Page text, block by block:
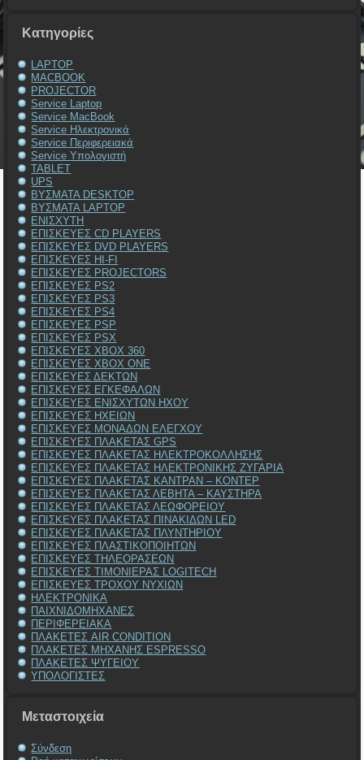
Kατηγορίες
LAPTOP
MACBOOK
PROJECTOR
Service Laptop
Service MacBook
Service Ηλεκτρονικά
Service Περιφερειακά
Service Υπολογιστή
TABLET
UPS
ΒΥΣΜΑΤΑ DESKTOP
ΒΥΣΜΑΤΑ LAPTOP
ΕΝΙΣΧΥΤΗ
ΕΠΙΣΚΕΥΕΣ CD PLAYERS
ΕΠΙΣΚΕΥΕΣ DVD PLAYERS
ΕΠΙΣΚΕΥΕΣ HI-FI
ΕΠΙΣΚΕΥΕΣ PROJECTORS
ΕΠΙΣΚΕΥΕΣ PS2
ΕΠΙΣΚΕΥΕΣ PS3
ΕΠΙΣΚΕΥΕΣ PS4
ΕΠΙΣΚΕΥΕΣ PSP
ΕΠΙΣΚΕΥΕΣ PSX
ΕΠΙΣΚΕΥΕΣ XBOX 360
ΕΠΙΣΚΕΥΕΣ XBOX ONE
ΕΠΙΣΚΕΥΕΣ ΔΕΚΤΩΝ
ΕΠΙΣΚΕΥΕΣ ΕΓΚΕΦΑΛΩΝ
ΕΠΙΣΚΕΥΕΣ ΕΝΙΣΧΥΤΩΝ ΗΧΟΥ
ΕΠΙΣΚΕΥΕΣ ΗΧΕΙΩΝ
ΕΠΙΣΚΕΥΕΣ ΜΟΝΑΔΩΝ ΕΛΕΓΧΟΥ
ΕΠΙΣΚΕΥΕΣ ΠΛΑΚΕΤΑΣ GPS
ΕΠΙΣΚΕΥΕΣ ΠΛΑΚΕΤΑΣ ΗΛΕΚΤΡΟΚΟΛΛΗΣΗΣ
ΕΠΙΣΚΕΥΕΣ ΠΛΑΚΕΤΑΣ ΗΛΕΚΤΡΟΝΙΚΗΣ ΖΥΓΑΡΙΑ
ΕΠΙΣΚΕΥΕΣ ΠΛΑΚΕΤΑΣ ΚΑΝΤΡΑΝ – ΚΟΝΤΕΡ
ΕΠΙΣΚΕΥΕΣ ΠΛΑΚΕΤΑΣ ΛΕΒΗΤΑ – ΚΑΥΣΤΗΡΑ
ΕΠΙΣΚΕΥΕΣ ΠΛΑΚΕΤΑΣ ΛΕΩΦΟΡΕΙΟΥ
ΕΠΙΣΚΕΥΕΣ ΠΛΑΚΕΤΑΣ ΠΙΝΑΚΙΔΩΝ LED
ΕΠΙΣΚΕΥΕΣ ΠΛΑΚΕΤΑΣ ΠΛΥΝΤΗΡΙΟΥ
ΕΠΙΣΚΕΥΕΣ ΠΛΑΣΤΙΚΟΠΟΙΗΤΩΝ
ΕΠΙΣΚΕΥΕΣ ΤΗΛΕΟΡΑΣΕΩΝ
ΕΠΙΣΚΕΥΕΣ ΤΙΜΟΝΙΕΡΑΣ LOGITECH
ΕΠΙΣΚΕΥΕΣ ΤΡΟΧΟΥ ΝΥΧΙΩΝ
ΗΛΕΚΤΡΟΝΙΚΑ
ΠΑΙΧΝΙΔΟΜΗΧΑΝΕΣ
ΠΕΡΙΦΕΡΕΙΑΚΑ
ΠΛΑΚΕΤΕΣ AIR CONDITION
ΠΛΑΚΕΤΕΣ ΜΗΧΑΝΗΣ ESPRESSO
ΠΛΑΚΕΤΕΣ ΨΥΓΕΙΟΥ
ΥΠΟΛΟΓΙΣΤΕΣ
Μεταστοιχεία
Σύνδεση